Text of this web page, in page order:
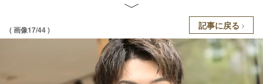
( 画像17/44 ) 記事に戻る